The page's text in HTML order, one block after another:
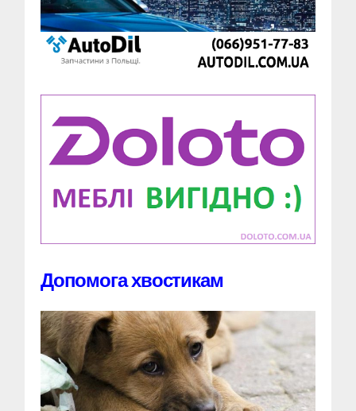
Допомога хвостикам